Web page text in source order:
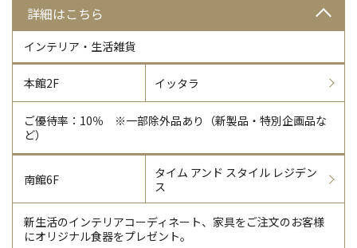
詳細はこちら
インテリア・生活雑貨
本館2F イッタラ
ご優待率：10％ ※一部除外品あり（新製品・特別企画品な
ど）
南館6F タイム アンド スタイル レジデン
ス
新生活のインテリアコーディネート、家具をご注文のお客様
にオリジナル食器をプレゼント。